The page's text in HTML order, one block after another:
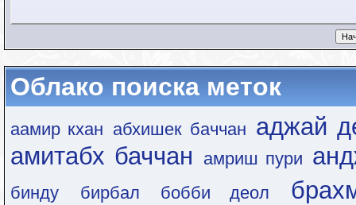
Облако поиска меток
аамир кхан абхишек баччан аджай
амитабх баччан
амриш пури
бинду бирбал бобби деол